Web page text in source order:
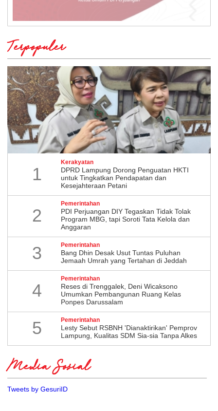
Terpopuler
1
Kerakyatan
DPRD Lampung Dorong Penguatan HKTI
untuk Tingkatkan Pendapatan dan
Kesejahteraan Petani
2
Pemerintahan
PDI Perjuangan DIY Tegaskan Tidak Tolak
Program MBG, tapi Soroti Tata Kelola dan
Anggaran
3 Pemerintahan
Bang Dhin Desak Usut Tuntas Puluhan
Jemaah Umrah yang Tertahan di Jeddah
4
Pemerintahan
​Reses di Trenggalek, Deni Wicaksono
Umumkan Pembangunan Ruang Kelas
Ponpes Darussalam
5 Pemerintahan
Lesty Sebut RSBNH 'Dianaktirikan' Pemprov
Lampung, Kualitas SDM Sia-sia Tanpa Alkes
Media Sosial
Tweets by GesuriID